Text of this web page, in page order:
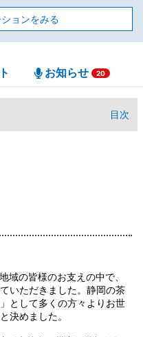
ョンをみる
お知らせ 20
目次
の皆様のお支えの中で、
いただきました。静岡の茶
として多くの方々よりお世
決めました。